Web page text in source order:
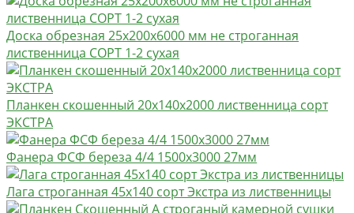
Доска обрезная 25х200х6000 мм не строганная
лиственница СОРТ 1-2 сухая
Планкен скошенный 20х140х2000 лиственница сорт
ЭКСТРА
Фанера ФСФ береза 4/4 1500х3000 27мм
Лага строганная 45х140 сорт Экстра из лиственницы